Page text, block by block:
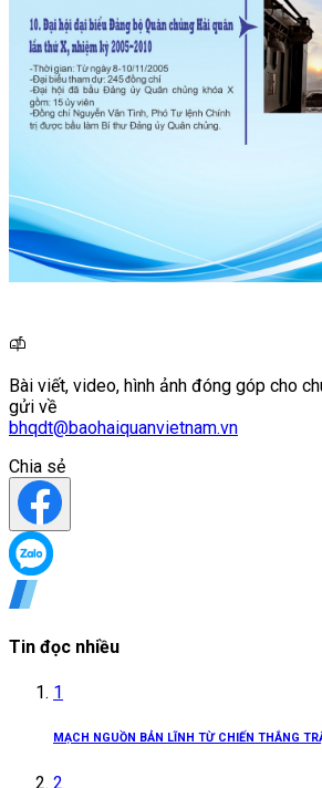
Bài viết, video, hình ảnh đóng góp cho
gửi về
bhqdt@baohaiquanvietnam.vn
Chia sẻ
Tin đọc nhiều
1
MẠCH NGUỒN BẢN LĨNH TỪ CHIẾN THẮNG
2